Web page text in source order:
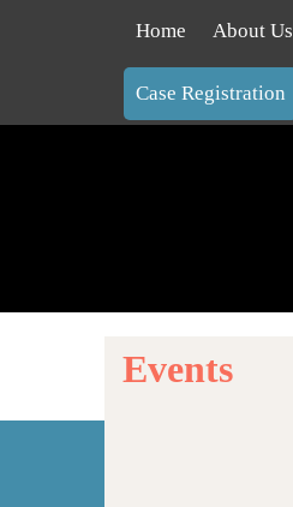
Home About Us
Case Registration
Events